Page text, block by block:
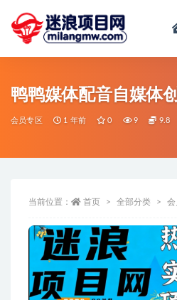
鸭鸭媒体配音自媒体
会员专区 1 年前 0 9 9.8
当前位置： 首页 全部分类 会